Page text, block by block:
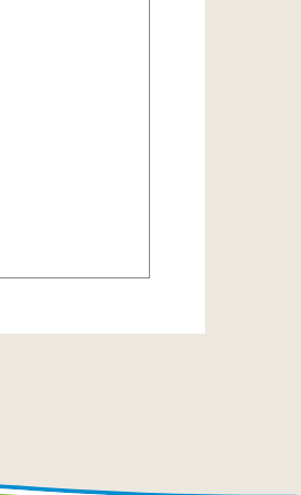
Ob Sie